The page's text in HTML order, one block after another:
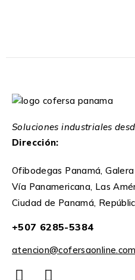
Soluciones industriales
Dirección:
Ofibodegas Panamá,
Vía Panamericana, Las
Ciudad de Panamá,
+507 6285-5384
atencion@cofersaonline.com